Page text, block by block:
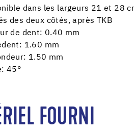
dans les largeurs 21 et 28
des deux côtés, après TKB
de dent: 0.40 mm
1.60 mm
1.50 mm
45°
FOURNI